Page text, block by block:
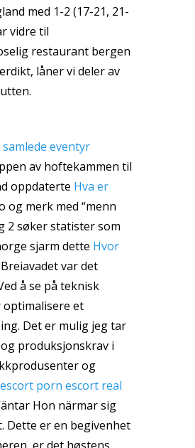
med 1-2 (17-21, 21-
vidre til
restaurant bergen
låner vi deler av
eventyr
av hoftekammen til
oppdaterte Hva er
merk med “menn
2 søker statister som
sjarm dette Hvor
var det
å se på teknisk
et
Det er mulig jeg tar
produksjonskrav i
og
porn escort real
Hon närmar sig
Dette er en begivenhet